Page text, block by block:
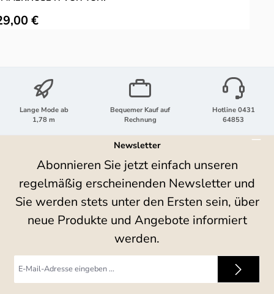
Preis:
€
Lange Mode ab
1,78 m
Bequemer Kauf auf
Rechnung
Hotline 0431
64853
Newsletter
Abonnieren Sie jetzt einfach unseren
regelmäßig erscheinenden Newsletter und
Sie werden stets unter den Ersten sein, über
neue Produkte und Angebote informiert
werden.
Mail-